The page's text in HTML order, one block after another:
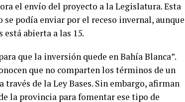
el envío del proyecto a la Legislatura. Esta
se podía enviar por el receso invernal, aunque
está abierta a las 15.
que la inversión quede en Bahía Blanca”.
que no comparten los términos de un
de la Ley Bases. Sin embargo, afirman
la provincia para fomentar ese tipo de